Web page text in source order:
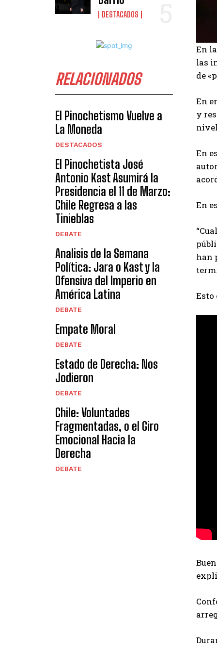
DESTACADOS
RELACIONADOS
El Pinochetismo Vuelve a
La Moneda
DESTACADOS
El Pinochetista José
Antonio Kast Asumirá la
Presidencia el 11 de Marzo:
Chile Regresa a las
Tinieblas
DEBATE
Analisis de la Semana
Política: Jara o Kast y la
Ofensiva del Imperio en
América Latina
DEBATE
Empate Moral
DEBATE
Estado de Derecha: Nos
Jodieron
DEBATE
Chile: Voluntades
Fragmentadas, o el Giro
Emocional Hacia la
Derecha
DEBATE
En
las
de
En
y
En
En
han
Esto